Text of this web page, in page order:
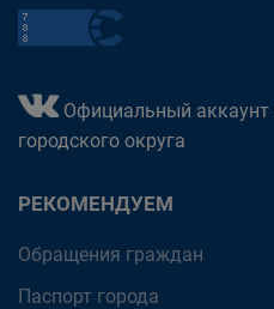
Официальный аккаунт
городского округа
РЕКОМЕНДУЕМ
Обращения граждан
Паспорт города